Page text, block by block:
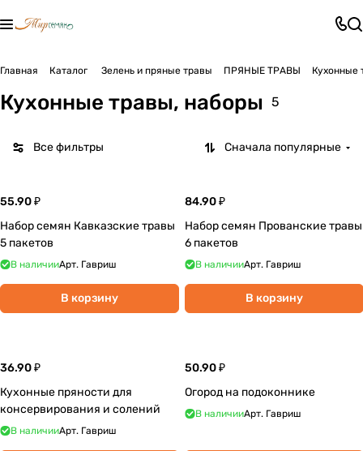
Главная Каталог Зелень и пряные травы ПРЯНЫЕ ТРАВЫ Кухонные
Кухонные травы, наборы 5
Все фильтры Сначала популярные
55.90 ₽
Набор семян Кавказские травы
5 пакетов
В наличииАрт. Гавриш
В корзину
84.90 ₽
Набор семян Прованские травы
6 пакетов
В наличииАрт. Гавриш
В корзину
36.90 ₽
Кухонные пряности для
консервирования и солений
В наличииАрт. Гавриш
50.90 ₽
Огород на подоконнике
В наличииАрт. Гавриш